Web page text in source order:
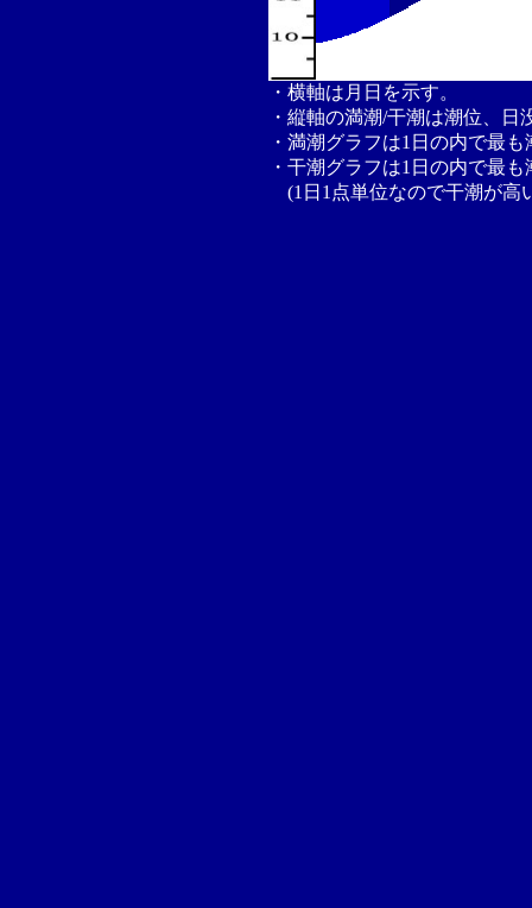
・横軸は月日を示す。
・縦軸の満潮/干潮は潮位、
・満潮グラフは1日の内で最
・干潮グラフは1日の内で最
(1日1点単位なので干潮が高